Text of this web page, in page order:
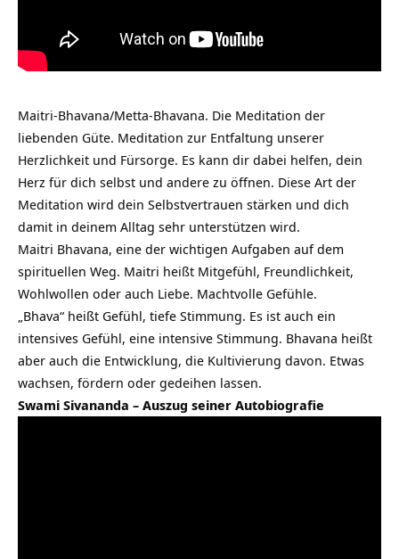
Maitri-Bhavana/Metta-Bhavana. Die Meditation der
liebenden Güte. Meditation zur Entfaltung unserer
Herzlichkeit und Fürsorge. Es kann dir dabei helfen, dein
Herz für dich selbst und andere zu öffnen. Diese Art der
Meditation wird dein Selbstvertrauen stärken und dich
damit in deinem Alltag sehr unterstützen wird.
Maitri Bhavana, eine der wichtigen Aufgaben auf dem
spirituellen Weg. Maitri heißt Mitgefühl, Freundlichkeit,
Wohlwollen oder auch Liebe. Machtvolle Gefühle.
„Bhava“ heißt Gefühl, tiefe Stimmung. Es ist auch ein
intensives Gefühl, eine intensive Stimmung. Bhavana heißt
aber auch die Entwicklung, die Kultivierung davon. Etwas
wachsen, fördern oder gedeihen lassen.
Swami Sivananda – Auszug seiner Autobiografie